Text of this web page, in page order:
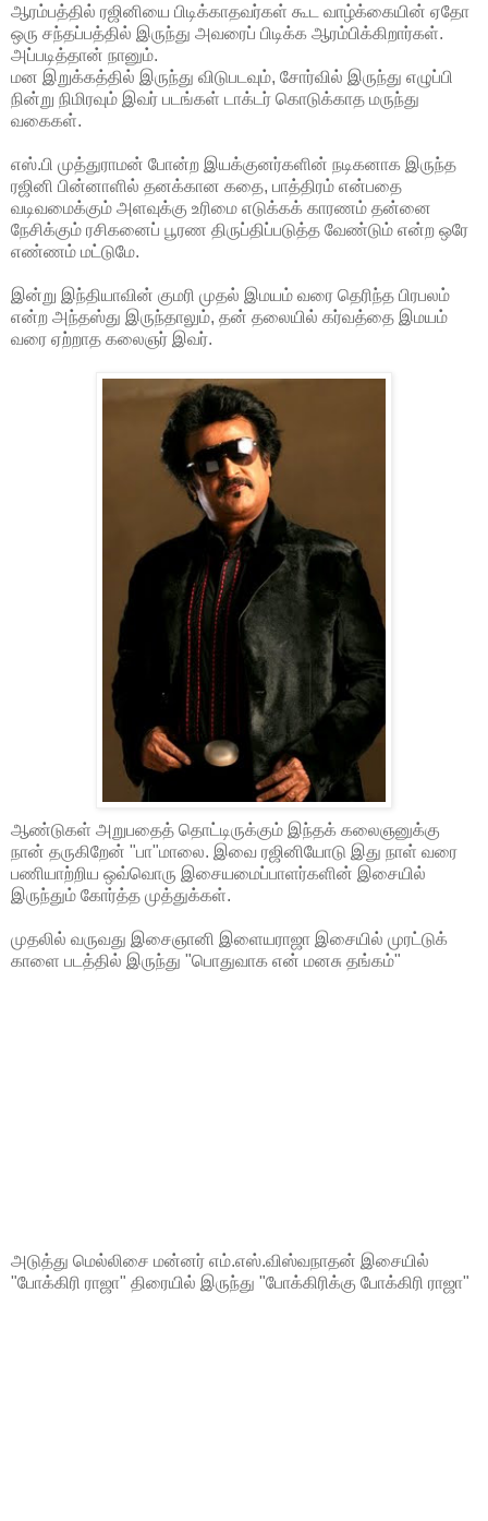
ஆரம்பத்தில் ரஜினியை பிடிக்காதவர்கள் கூட வாழ்க்கையின் ஏதோ
ஒரு சந்தப்பத்தில் இருந்து அவரைப் பிடிக்க ஆரம்பிக்கிறார்கள்.
அப்படித்தான் நானும்.
மன இறுக்கத்தில் இருந்து விடுபடவும், சோர்வில் இருந்து எழுப்பி
நின்று நிமிரவும் இவர் படங்கள் டாக்டர் கொடுக்காத மருந்து
வகைகள்.
எஸ்.பி முத்துராமன் போன்ற இயக்குனர்களின் நடிகனாக இருந்த
ரஜினி பின்னாளில் தனக்கான கதை, பாத்திரம் என்பதை
வடிவமைக்கும் அளவுக்கு உரிமை எடுக்கக் காரணம் தன்னை
நேசிக்கும் ரசிகனைப் பூரண திருப்திப்படுத்த வேண்டும் என்ற ஒரே
எண்ணம் மட்டுமே.
இன்று இந்தியாவின் குமரி முதல் இமயம் வரை தெரிந்த பிரபலம்
என்ற அந்தஸ்து இருந்தாலும், தன் தலையில் கர்வத்தை இமயம்
வரை ஏற்றாத கலைஞர் இவர்.
ஆண்டுகள் அறுபதைத் தொட்டிருக்கும் இந்தக் கலைஞனுக்கு
நான் தருகிறேன் "பா"மாலை. இவை ரஜினியோடு இது நாள் வரை
பணியாற்றிய ஒவ்வொரு இசையமைப்பாளர்களின் இசையில்
இருந்தும் கோர்த்த முத்துக்கள்.
முதலில் வருவது இசைஞானி இளையராஜா இசையில் முரட்டுக்
காளை படத்தில் இருந்து "பொதுவாக என் மனசு தங்கம்"
அடுத்து மெல்லிசை மன்னர் எம்.எஸ்.விஸ்வநாதன் இசையில்
"போக்கிரி ராஜா" திரையில் இருந்து "போக்கிரிக்கு போக்கிரி ராஜா"